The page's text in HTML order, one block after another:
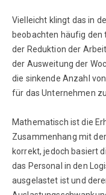
Vielleicht klingt das in
beobachten häufig den
der Reduktion der
der Ausweitung der
die sinkende Anzahl
für das Unternehmen
Mathematisch ist die
Zusammenhang mit
korrekt, jedoch basiert
das Personal in den
ausgelastet ist und